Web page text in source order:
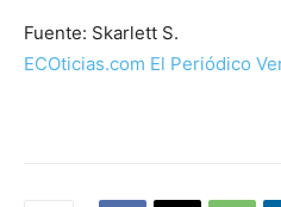
Fuente: Skarlett S.
ECOticias.com El Periódico